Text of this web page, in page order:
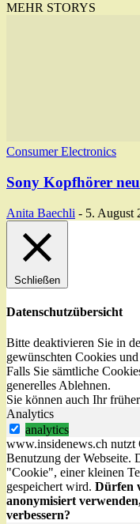
MEHR STORYS
Consumer Electronics
Sony Kopfhörer
Anita Baechli - 5. August
Schließen
Datenschutzübersicht
Bitte deaktivieren Sie in
gewünschten Cookies
Falls Sie sämtliche
generelles Ablehnen.
Sie können auch Ihr
Analytics
analytics
www.insidenews.ch nutzt
Benutzung der Webseite.
"Cookie", einer kleinen
gespeichert wird. Dürfen
anonymisiert
verbessern?